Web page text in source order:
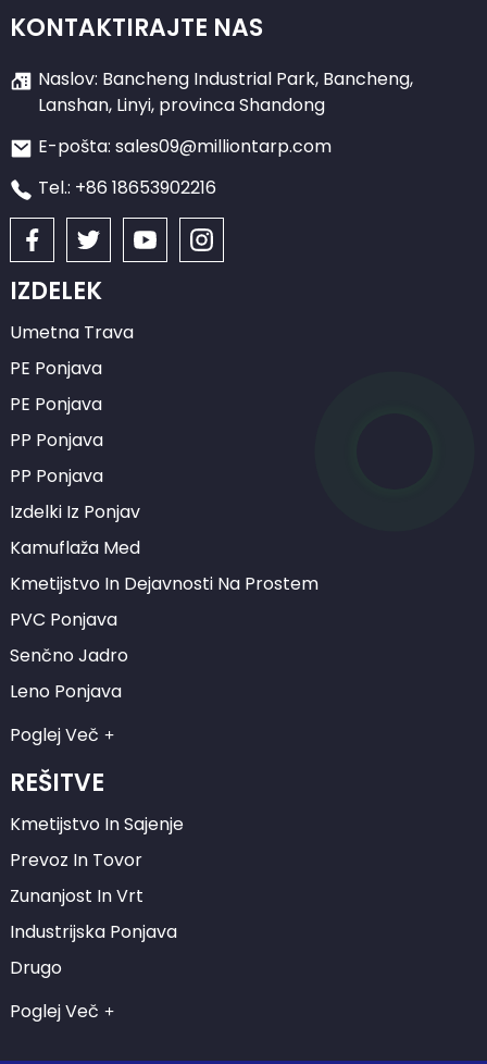
KONTAKTIRAJTE NAS
Naslov: Bancheng Industrial Park, Bancheng,
Lanshan, Linyi, provinca Shandong
E-pošta: sales09@milliontarp.com
Tel.: +86 18653902216
IZDELEK
Umetna Trava
PE Ponjava
PE Ponjava
PP Ponjava
PP Ponjava
Izdelki Iz Ponjav
Kamuflaža Med
Kmetijstvo In Dejavnosti Na Prostem
PVC Ponjava
Senčno Jadro
Leno Ponjava
Poglej Več
REŠITVE
Kmetijstvo In Sajenje
Prevoz In Tovor
Zunanjost In Vrt
Industrijska Ponjava
Drugo
Poglej Več